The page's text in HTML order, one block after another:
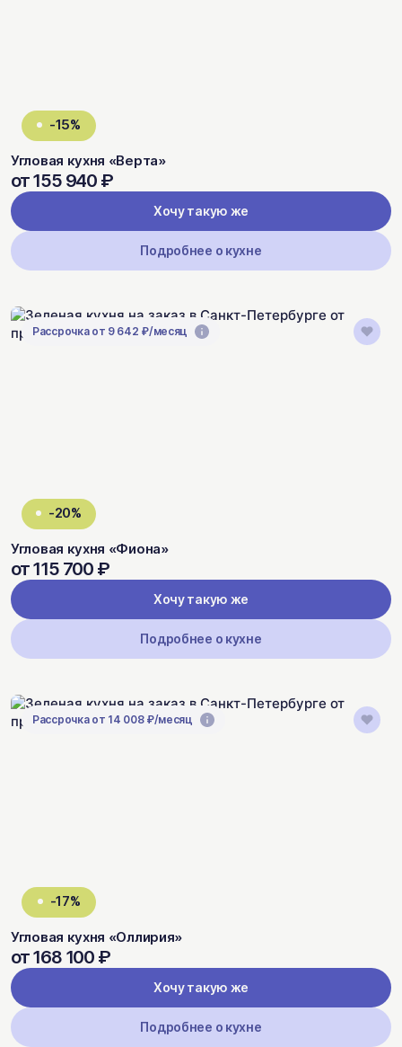
-15%
Угловая кухня «Верта»
от 155 940 ₽
Хочу такую же
Подробнее о кухне
Рассрочка от 9 642 ₽/месяц
-20%
Угловая кухня «Фиона»
от 115 700 ₽
Хочу такую же
Подробнее о кухне
Рассрочка от 14 008 ₽/месяц
-17%
Угловая кухня «Оллирия»
от 168 100 ₽
Хочу такую же
Подробнее о кухне